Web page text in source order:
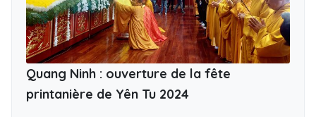
Quang Ninh : ouverture de la fête
printanière de Yên Tu 2024